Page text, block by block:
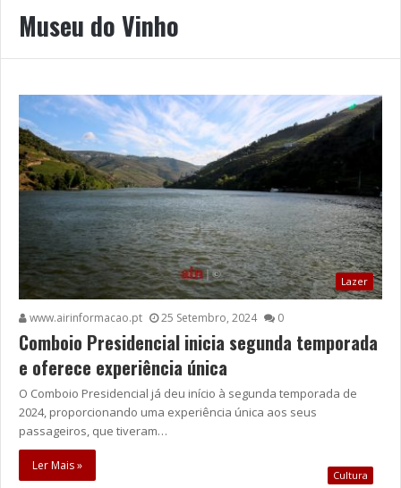
Museu do Vinho
Lazer
www.airinformacao.pt 25 Setembro, 2024 0
Comboio Presidencial inicia segunda temporada
e oferece experiência única
O Comboio Presidencial já deu início à segunda temporada de
2024, proporcionando uma experiência única aos seus
passageiros, que tiveram…
Ler Mais »
Cultura